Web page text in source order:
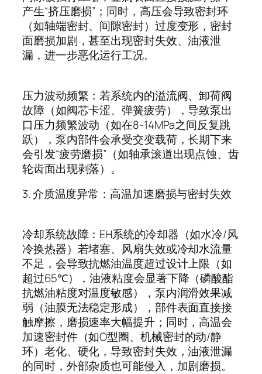
产生“挤压磨损” ；同时，高压会导致密封环
（如轴端密封、间隙密封）过度变形，密封
面磨损加剧，甚至出现密封失效、油液泄
漏，进一步恶化运行工况。
压力波动频繁：若系统内的溢流阀、卸荷阀
故障（如阀芯卡涩、弹簧疲劳），导致泵出
口压力频繁波动（如在8-14MPa之间反复跳
跃），泵内部件会承受交变载荷，长期下来
会引发“疲劳磨损” （如轴承滚道出现点蚀、齿
轮齿面出现剥落）。
3.介质温度异常：高温加速磨损与密封失效
冷却系统故障： EH系统的冷却器（如水冷/风
冷换热器）若堵塞、风扇失效或冷却水流量
不足，会导致抗燃油温度超过设计上限（如
超过65℃），油液粘度会显著下降（磷酸酯
抗燃油粘度对温度敏感），泵内润滑效果减
弱（油膜无法稳定形成），部件表面直接接
触摩擦，磨损速率大幅提升；同时，高温会
加速密封件（如O型圈、机械密封的动/静
环）老化、硬化，导致密封失效，油液泄漏
的同时，外部杂质也可能侵入，加剧磨损。